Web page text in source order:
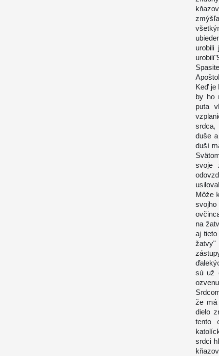
urobili
Keď je
by ho
puta
srdca,
duše
duší
svoje
Môže
na
aj
žatvy"
sú už
že má
dielo
tento
srdci